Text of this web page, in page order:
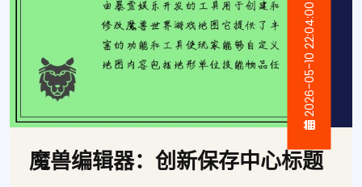
2026-05-10 22:04:00
魔兽编辑器：创新保存中心标题